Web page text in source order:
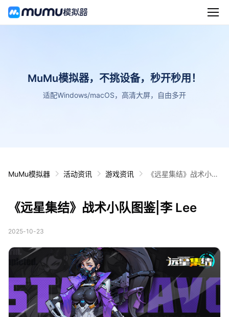
MuMu模拟器，不挑设备，秒开秒用！
适配Windows/macOS，高清大屏，自由多开
MuMu模拟器 活动资讯 游戏资讯
《远星集结》战术小队
《远星集结》战术小队图鉴|李 Lee
2025-10-23